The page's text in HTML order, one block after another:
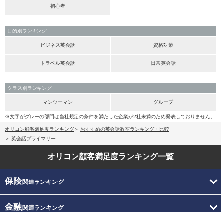
初心者
目的別ランキング
ビジネス英会話 資格対策
トラベル英会話 日常英会話
クラス別ランキング
マンツーマン グループ
※文字がグレーの部門は当社規定の条件を満たした企業が2社未満のため発表しておりません。
オリコン顧客満足度ランキング
おすすめの英会話教室ランキング・比較
英会話プライマリー
オリコン顧客満足度ランキング一覧
保険関連ランキング
金融関連ランキング